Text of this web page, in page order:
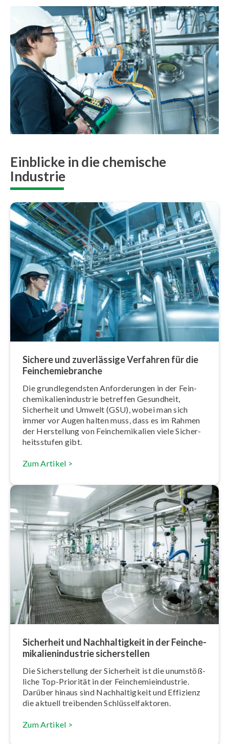
Einblicke in die chemische
Industrie
Sichere und zu­ver­läs­si­ge Verfahren für die
Fein­che­mie­bran­che
Die grund­le­gends­ten An­for­de­run­gen in der Fein­
che­mi­ka­li­en­in­dus­trie betreffen Gesundheit,
Sicherheit und Umwelt (GSU), wobei man sich
immer vor Augen halten muss, dass es im Rahmen
der Herstellung von Fein­che­mi­ka­li­en viele Si­cher­
heits­stu­fen gibt.
Zum Artikel >
Sicherheit und Nach­hal­tig­keit in der Fein­che­
mi­ka­li­en­in­dus­trie si­cher­stel­len
Die Si­cher­stel­lung der Sicherheit ist die un­um­stöß­
li­che Top-Priorität in der Fein­che­mie­in­dus­trie.
Darüber hinaus sind Nach­hal­tig­keit und Effizienz
die aktuell treibenden Schlüs­sel­fak­to­ren.
Zum Artikel >